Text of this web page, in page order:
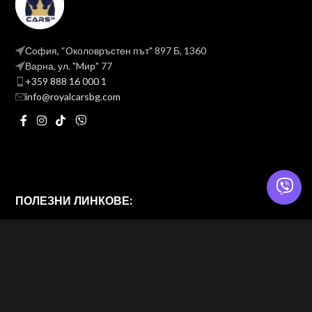
София, “Околовръстен път" 897 Б, 1360
Варна, ул. "Mир" 77
+359 888 16 000 1
info@royalcarsbg.com
ПОЛЕЗНИ ЛИНКОВЕ: